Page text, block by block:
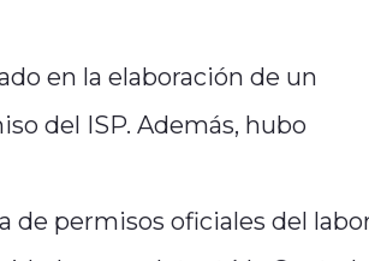
en la elaboración de un
del ISP. Además, hubo
de permisos oficiales del